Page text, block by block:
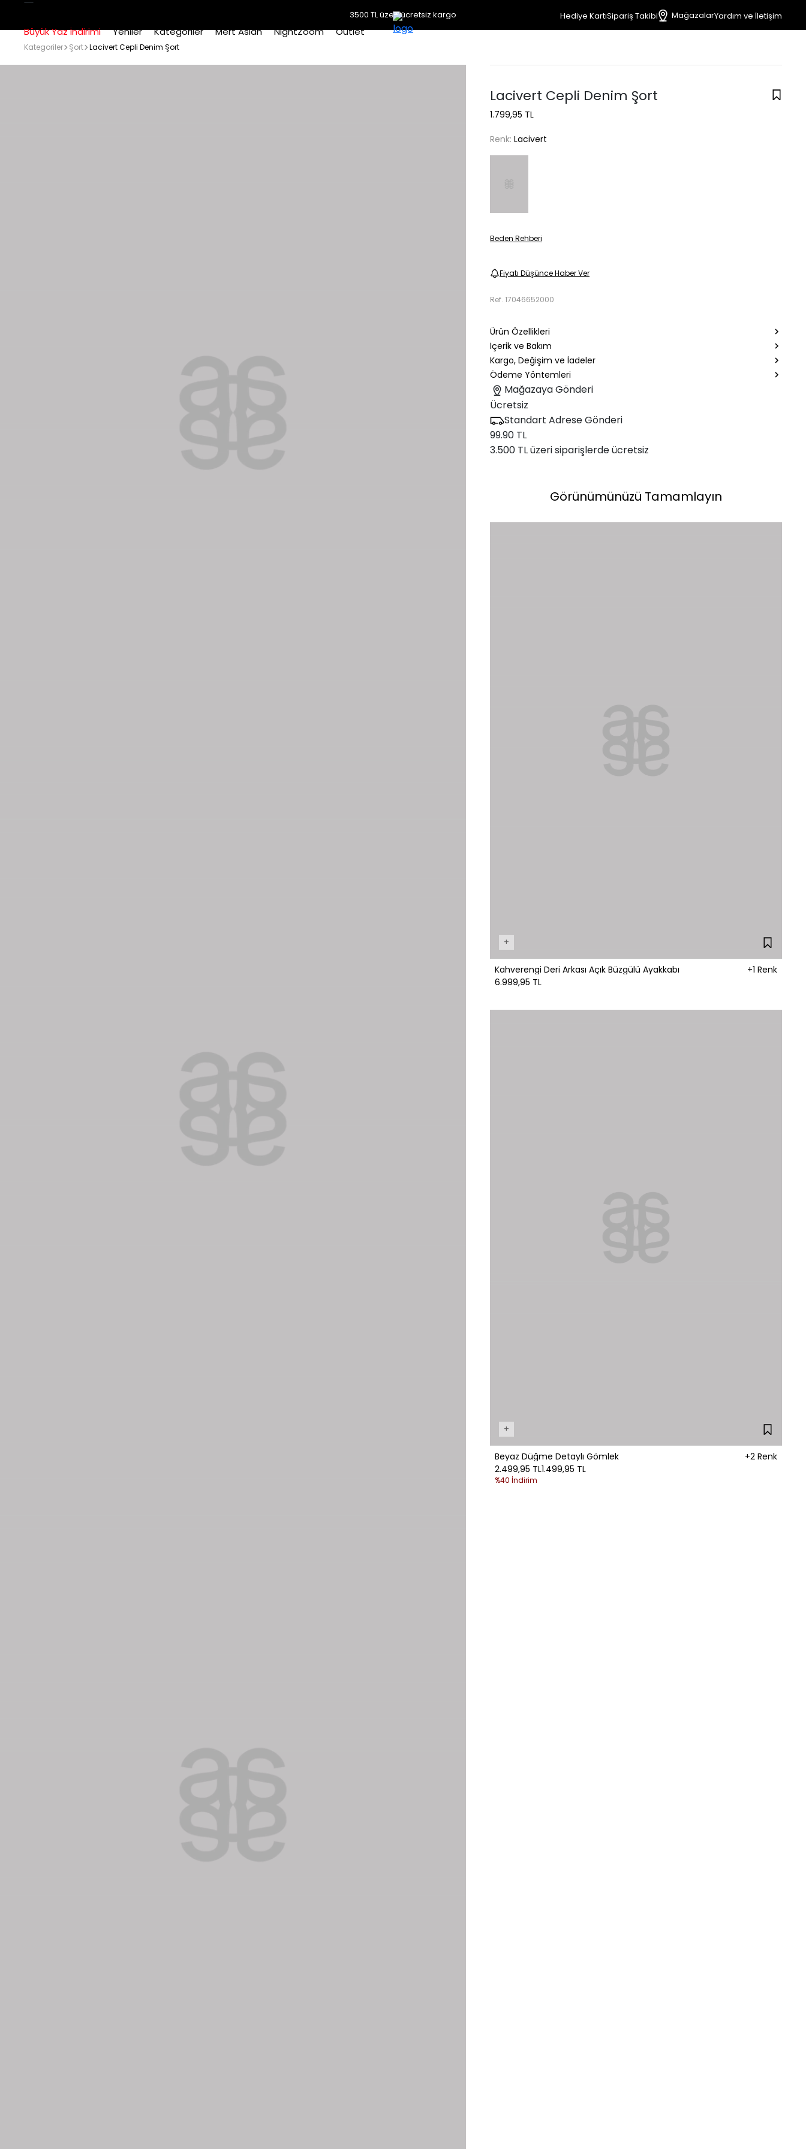
3500 TL üzeri ücretsiz kargo Hediye KartıSipariş Takibi MağazalarYardım ve İletişim
Büyük Yaz İndirimi Yeniler Kategoriler Mert Aslan NightZoom Outlet
Kategoriler Şort Lacivert Cepli Denim Şort
Lacivert Cepli Denim Şort
1.799,95 TL
Renk: Lacivert
Beden Rehberi
Fiyatı Düşünce Haber Ver
Ref. 17046652000
Ürün Özellikleri
İçerik ve Bakım
Kargo, Değişim ve İadeler
Ödeme Yöntemleri
Mağazaya Gönderi
Ücretsiz
Standart Adrese Gönderi
99.90 TL
3.500 TL üzeri siparişlerde ücretsiz
Görünümünüzü Tamamlayın
+
Kahverengi Deri Arkası Açık Büzgülü Ayakkabı
+1 Renk
6.999,95 TL
+
Beyaz Düğme Detaylı Gömlek
+2 Renk
2.499,95 TL1.499,95 TL
%40 İndirim